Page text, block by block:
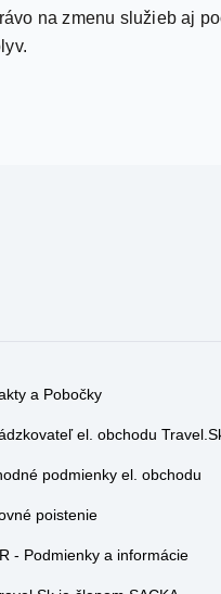
na zmenu služieb aj
a Pobočky
el. obchodu
podmienky el. obchodu
poistenie
- Podmienky a informácie